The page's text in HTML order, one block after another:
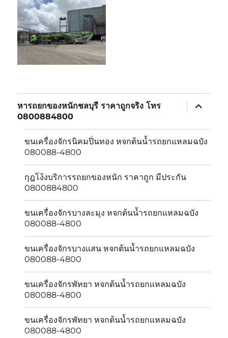
หารถยกของหนักชลบุรี ราคาถูกจริง โทร
0800884800
expand
child
ขนเครื่องจักรนิคมปิ่นทอง หจกต้นน้ำรถยกแหลมฉบัง
080088-4800
กุฎโง้งบริการรถยกของหนัก ราคาถูก มีประกัน
0800884800
ขนเครื่องจักรบางละมุง หจกต้นน้ำรถยกแหลมฉบัง
080088-4800
ขนเครื่องจักรบางเเสน หจกต้นน้ำรถยกแหลมฉบัง
080088-4800
ขนเครื่องจักรพัทยา หจกต้นน้ำรถยกแหลมฉบัง
080088-4800
ขนเครื่องจักรพัทยา หจกต้นน้ำรถยกแหลมฉบัง
080088-4800